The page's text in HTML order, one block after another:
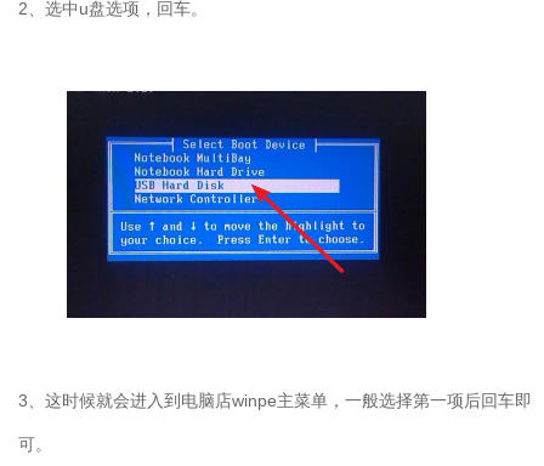
2、选中u盘选项，回车。
3、这时候就会进入到电脑店winpe主菜单，一般选择第一项后回车即
可。